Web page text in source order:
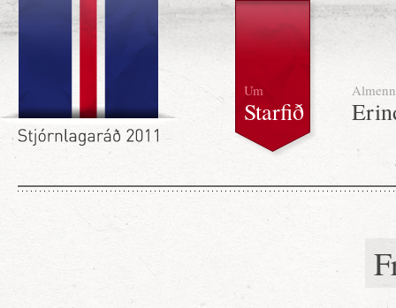
Um
Starfið
Almenn